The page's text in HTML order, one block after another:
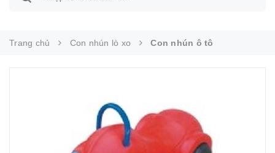
Trang chủ Con nhún lò xo Con nhún ô tô